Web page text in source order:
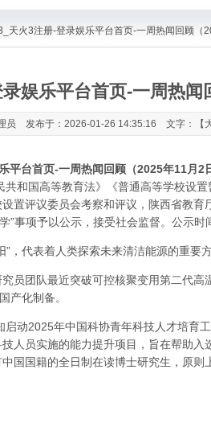
天火3注册-登录娱乐平台首页-一周热闻回顾（
娱乐平台首页-一周热闻
员 发布于：2026-01-26 14:35:16 文字：【
平台首页-一周热闻回顾（2025年11月2
共和国高等教育法》《普通高等学校设
置评议委员会考察和评议，陕西省教育
”事项予以公示，接受社会监督。公示时
代表着人类探索未来清洁能源的重要方
团队最近突破可控核聚变用第二代高
产化制备。
2025年中国科协青年科技人才培育
人员实施的能力提升项目，旨在帮助
国国籍的全日制在读博士研究生，原